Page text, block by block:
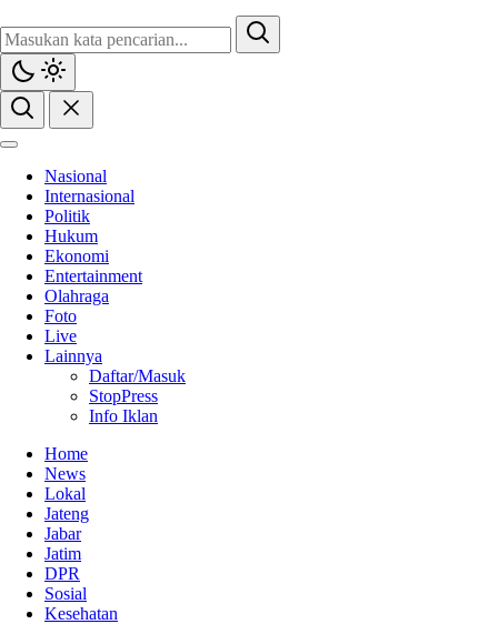
Nasional
Internasional
Politik
Hukum
Ekonomi
Entertainment
Olahraga
Foto
Live
Lainnya
Daftar/Masuk
StopPress
Info Iklan
Home
News
Lokal
Jateng
Jabar
Jatim
DPR
Sosial
Kesehatan